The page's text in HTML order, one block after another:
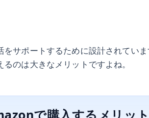
をサポートするために設計されてい
のは大きなメリットですよね。
で購入するメリッ